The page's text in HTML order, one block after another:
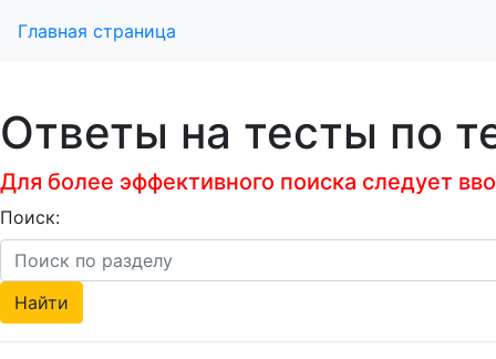
Главная страница
Ответы на тесты по
Для более эффективного поиска следует
Поиск: